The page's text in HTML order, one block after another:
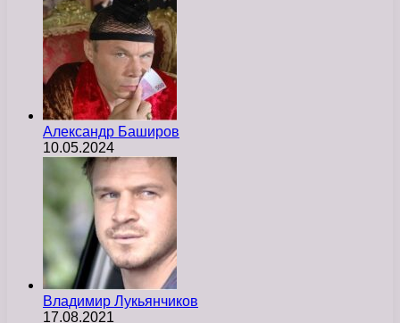
Александр Баширов
10.05.2024
Владимир Лукьянчиков
17.08.2021